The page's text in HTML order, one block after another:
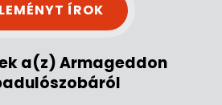
ÍROK
a(z) Armageddon